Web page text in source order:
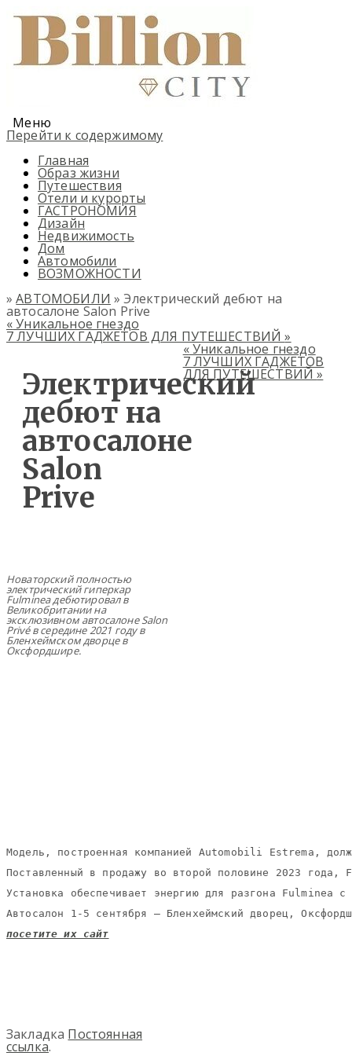
Меню
Перейти к содержимому
Главная
Образ жизни
Путешествия
Отели и курорты
ГАСТРОНОМИЯ
Дизайн
Недвижимость
Дом
Автомобили
ВОЗМОЖНОСТИ
»АВТОМОБИЛИ » Электрический дебют на
автосалоне Salon Prive
«Уникальное гнездо
7 ЛУЧШИХ ГАДЖЕТОВ ДЛЯ ПУТЕШЕСТВИЙ»
Электрический
дебют на
автосалоне
Salon
Prive
Новаторский полностью
электрический гиперкар
Fulminea дебютировал в
Великобритании на
эксклюзивном автосалоне Salon
Privé в середине 2021 году в
Бленхеймском дворце в
Оксфордшире.
Модель, построенная компанией Automobili Estrema,
Поставленный в продажу во второй половине 2023 года,
Установка обеспечивает энергию для разгона
Автосалон 1-5 сентября – Бленхеймский дворец,
посетите их сайт
Закладка Постоянная
ссылка.
«Уникальное гнездо
7 ЛУЧШИХ ГАДЖЕТОВ
ДЛЯ ПУТЕШЕСТВИЙ»